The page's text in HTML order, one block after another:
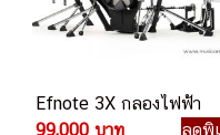
Efnote 3X กลองไฟฟ้า
99,000 บาท
ลดพิ